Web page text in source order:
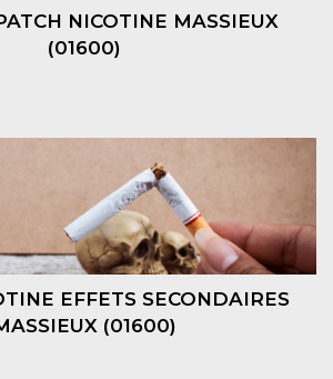
NICOTINE MASSIEUX
(01600)
EFFETS SECONDAIRES
(01600)